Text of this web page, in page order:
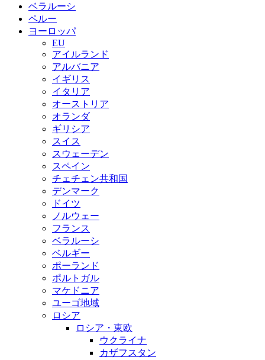
ベラルーシ
ペルー
ヨーロッパ
EU
アイルランド
アルバニア
イギリス
イタリア
オーストリア
オランダ
ギリシア
スイス
スウェーデン
スペイン
チェチェン共和国
デンマーク
ドイツ
ノルウェー
フランス
ベラルーシ
ベルギー
ポーランド
ポルトガル
マケドニア
ユーゴ地域
ロシア
ロシア・東欧
ウクライナ
カザフスタン